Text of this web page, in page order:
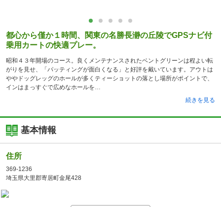
都心から僅か１時間、関東の名勝長瀞の丘陵でGPSナビ付
乗用カートの快適プレー。
昭和４３年開場のコース。良くメンテナンスされたベントグリーンは程よい転
がりを見せ、「パッティングが面白くなる」と好評を戴いています。アウトは
ややドッグレッグのホールが多くティーショットの落とし場所がポイントで、
インはまっすぐで広めなホールを
続きを見る
基本情報
住所
369-1236
埼玉県大里郡寄居町金尾428